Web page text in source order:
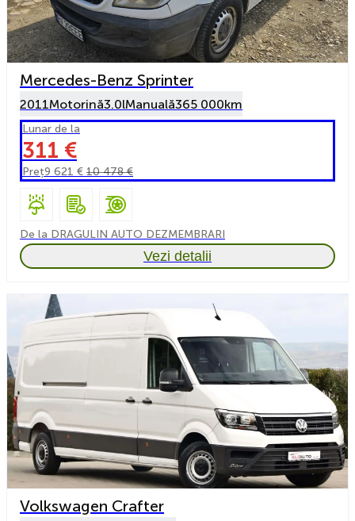
Mercedes-Benz Sprinter
2011Motorină3.0lManuală365 000km
Lunar de la
311 €
Preț9 621 € 10 478 €
De la DRAGULIN AUTO DEZMEMBRARI
Vezi detalii
Volkswagen Crafter